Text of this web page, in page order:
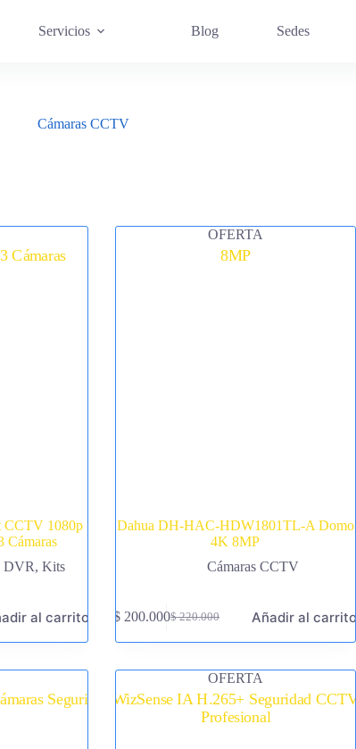
Servicios Blog Sedes
Cámaras CCTV
CCTV 1080p
Cámaras
DVR, Kits
al carrito
OFERTA
Dahua DH-HAC-HDW1801TL-A Domo
4K 8MP
Cámaras CCTV
$220.000
El
precio
era:
$ 220.000.
$ 200.000El
precio
es:
$ 200.000.
Añadir al carrito
OFERTA